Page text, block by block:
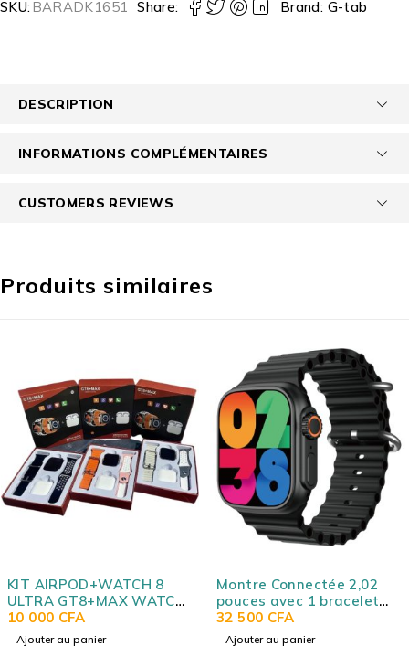
SKU:BARADK1651 Share: Brand: G-tab
DESCRIPTION
INFORMATIONS COMPLÉMENTAIRES
CUSTOMERS REVIEWS
Produits similaires
Montre Connectée 2,02
pouces avec 1 bracelet
supplémentaire (orange)
Chargeur sans fil, noir G-
TAB FT8 SMART WATCH
32 500CFA
Ajouter au panier
Montre Connectée Semi
AmoLed/ Noir / Argent /
Or G-TAB GTX SMART
WATCH
32 500CFA
Choix des options